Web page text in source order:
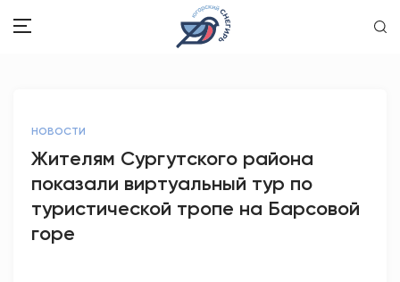
ОБРАЗОВАНИЕ
ПСИХОЛОГИЯ
НОВОСТИ
Жителям Сургутского района
показали виртуальный тур по
туристической тропе на Барсовой
горе